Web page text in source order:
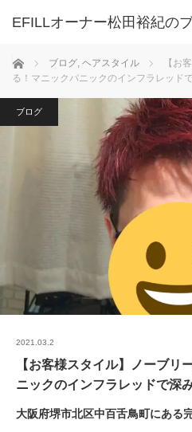
ホーム ブログ, ヘアスタイル
【お
る！マニックパニックのインフラレッド
ブログ
2021.03.2
【お客様スタイル】ノーブリ
ニックのインフラレッドで深
大阪府堺市北区中百舌鳥町にある